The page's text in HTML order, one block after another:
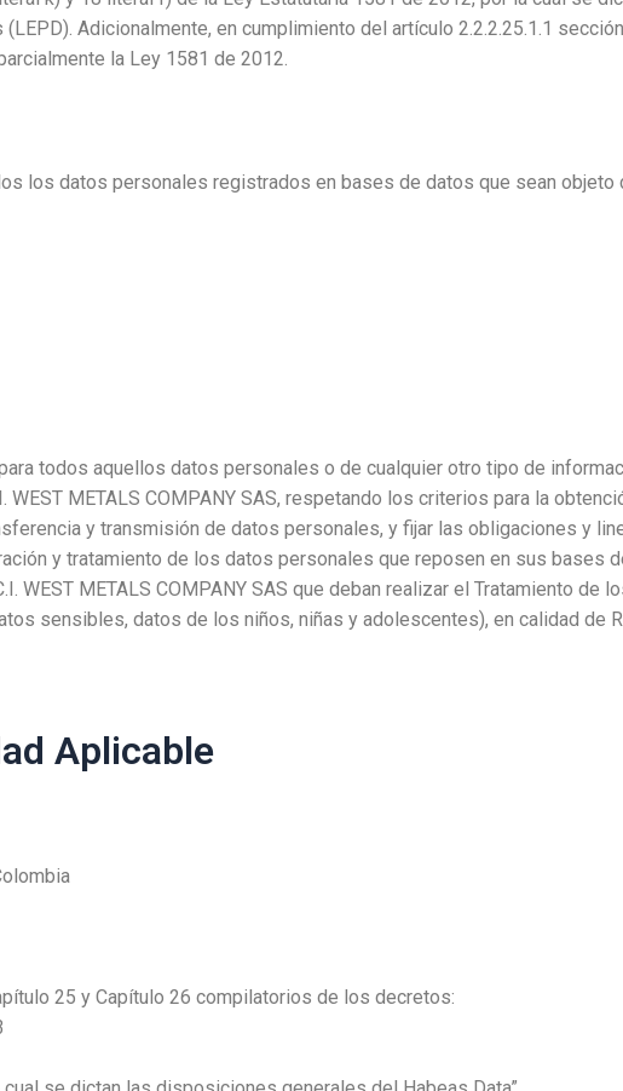
Adicionalmente, en cumplimiento del artículo 2.2.2.25.1.1
la Ley 1581 de 2012.
los datos personales registrados en bases de datos que sean
todos aquellos datos personales o de cualquier otro tipo de
METALS COMPANY SAS, respetando los criterios para la
y transmisión de datos personales, y fijar las obligaciones y
y tratamiento de los datos personales que reposen en sus bases
WEST METALS COMPANY SAS que deban realizar el Tratamiento de
sensibles, datos de los niños, niñas y adolescentes), en calidad de
Aplicable
25 y Capítulo 26 compilatorios de los decretos: